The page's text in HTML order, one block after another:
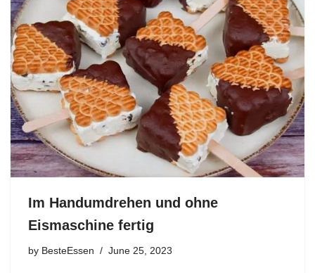
Im Handumdrehen und ohne
Eismaschine fertig
by BesteEssen June 25, 2023